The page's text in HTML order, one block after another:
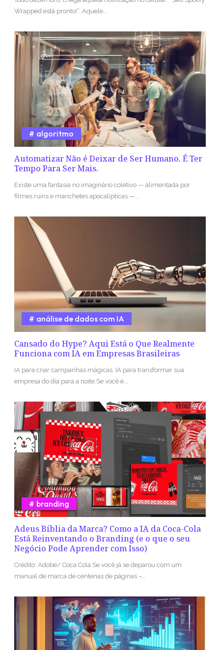
Wrapped está pronto!”. Aquele...
Automatizar Não é Deixar de Ser Humano. É Ter
Tempo Para Ser Mais.
algoritmo
Existe uma fantasia no imaginário coletivo — alimentada por
filmes ruins e manchetes apocalípticas —...
Cansado do Hype? Aqui Está o Que Realmente
Funciona com IA em Empresas Brasileiras
análise de dados com IA
IA para criar campanhas mágicas. IA para transformar sua
empresa do dia para a noite.Se você é...
Adeus Bíblia da Marca? Como a IA da Coca-Cola
Está Reinventando o Branding (e o que o seu
Negócio Pode Aprender com Isso)
branding
Crédito: Adobe/ Coca Cola Se você já se deparou com um
manual de marca de centenas de páginas –...